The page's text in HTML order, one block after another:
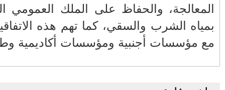
التزويد
التعاون
الفتوحات الإسلامية بين الدين
والطموح السياسي
مواطنة تصفع قائد والنيابة العامة
تصدر قرارا بوضعها...
بلاغ من الديوان الملكي..